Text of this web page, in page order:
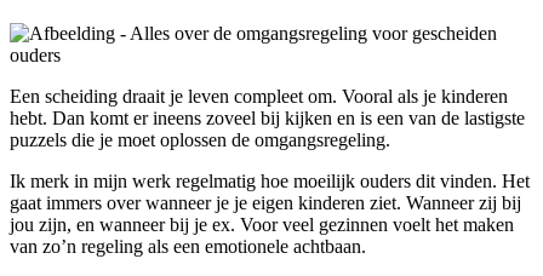
Een scheiding draait je leven compleet om. Vooral als je kinderen
hebt. Dan komt er ineens zoveel bij kijken en is een van de lastigste
puzzels die je moet oplossen de omgangsregeling.
Ik merk in mijn werk regelmatig hoe moeilijk ouders dit vinden. Het
gaat immers over wanneer je je eigen kinderen ziet. Wanneer zij bij
jou zijn, en wanneer bij je ex. Voor veel gezinnen voelt het maken
van zo’n regeling als een emotionele achtbaan.